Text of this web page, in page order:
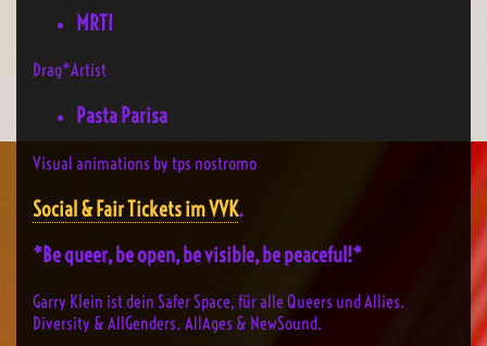
MRTI
Drag*Artist
Pasta Parisa
Visual animations by tps nostromo
Social & Fair Tickets im VVK.
*Be queer, be open, be visible, be peaceful!*
Garry Klein ist dein Safer Space, für alle Queers und Allies.
Diversity & AllGenders. AllAges & NewSound.